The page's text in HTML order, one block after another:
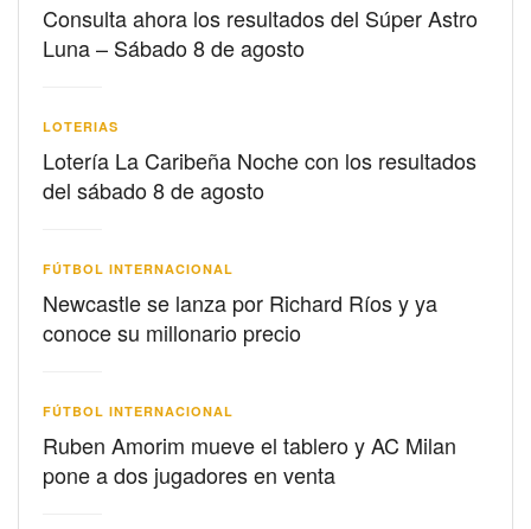
Consulta ahora los resultados del Súper Astro
Luna – Sábado 8 de agosto
LOTERIAS
Lotería La Caribeña Noche con los resultados
del sábado 8 de agosto
FÚTBOL INTERNACIONAL
Newcastle se lanza por Richard Ríos y ya
conoce su millonario precio
FÚTBOL INTERNACIONAL
Ruben Amorim mueve el tablero y AC Milan
pone a dos jugadores en venta